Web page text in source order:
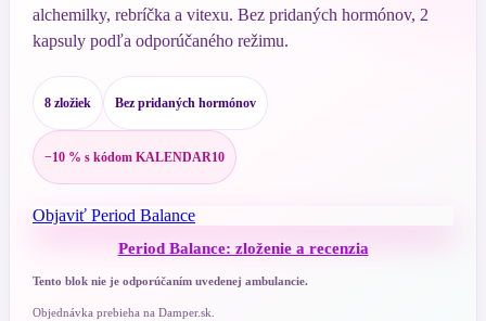
alchemilky, rebríčka a vitexu. Bez pridaných hormónov, 2
kapsuly podľa odporúčaného režimu.
8 zložiek Bez pridaných hormónov
−10 % s kódom KALENDAR10
Objaviť Period Balance
Period Balance: zloženie a recenzia
Tento blok nie je odporúčaním uvedenej ambulancie.
Objednávka prebieha na Damper.sk.